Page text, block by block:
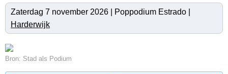
Zaterdag 7 november 2026 | Poppodium Estrado |
Harderwijk
Bron: Stad als Podium